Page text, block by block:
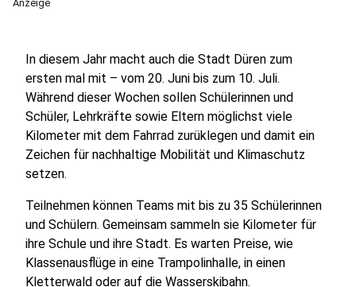
Anzeige
In diesem Jahr macht auch die Stadt Düren zum
ersten mal mit – vom 20. Juni bis zum 10. Juli.
Während dieser Wochen sollen Schülerinnen und
Schüler, Lehrkräfte sowie Eltern möglichst viele
Kilometer mit dem Fahrrad zurüklegen und damit ein
Zeichen für nachhaltige Mobilität und Klimaschutz
setzen.
Teilnehmen können Teams mit bis zu 35 Schülerinnen
und Schülern. Gemeinsam sammeln sie Kilometer für
ihre Schule und ihre Stadt. Es warten Preise, wie
Klassenausflüge in eine Trampolinhalle, in einen
Kletterwald oder auf die Wasserskibahn.